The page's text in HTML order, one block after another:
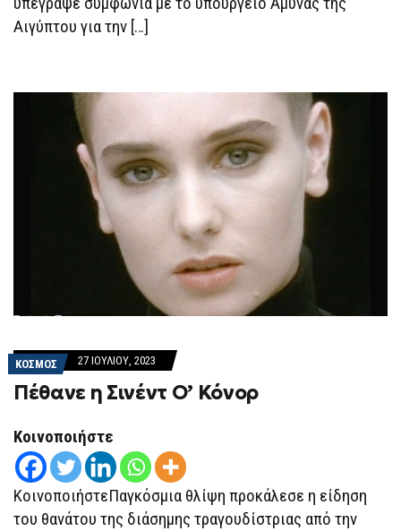
Αιγύπτου για την […]
ΚΟΣΜΟΣ 27 ΙΟΥΛΊΟΥ, 2023
Πέθανε η Σινέντ Ο’ Κόνορ
Κοινοποιήστε
ΚοινοποιήστεΠαγκόσμια θλίψη προκάλεσε η είδηση
του θανάτου της διάσημης τραγουδίστριας από την